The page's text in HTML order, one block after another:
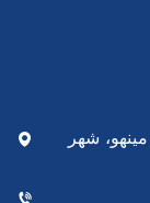
مینهو، شهر